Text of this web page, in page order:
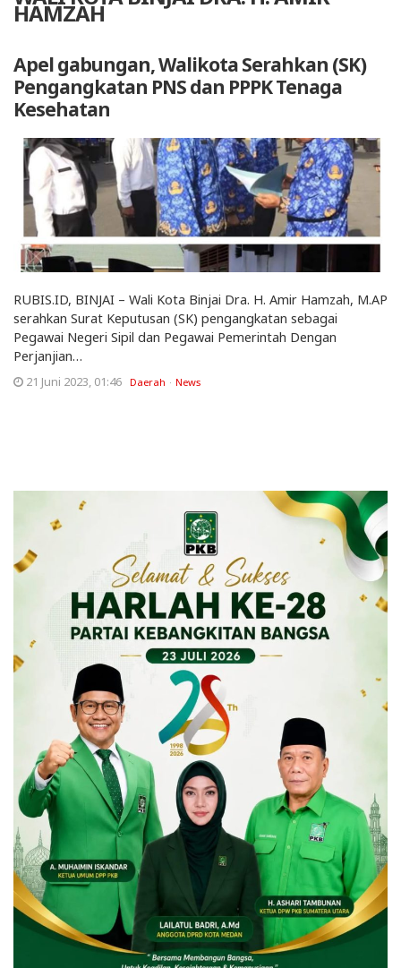
HAMZAH
Apel gabungan, Walikota Serahkan (SK)
Pengangkatan PNS dan PPPK Tenaga
Kesehatan
RUBIS.ID, BINJAI – Wali Kota Binjai Dra. H. Amir Hamzah, M.AP
serahkan Surat Keputusan (SK) pengangkatan sebagai
Pegawai Negeri Sipil dan Pegawai Pemerintah Dengan
Perjanjian…
21 Juni 2023, 01:46 Daerah News